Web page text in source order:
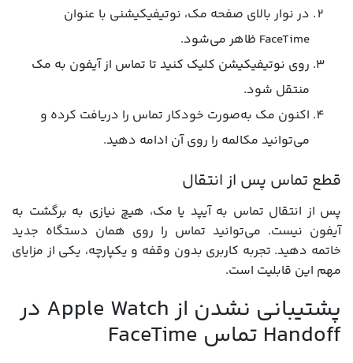
در نوار بالای صفحه مک، نوتیفیکیشنی با عنوان
FaceTime ظاهر می‌شود.
روی نوتیفیکیشن کلیک کنید تا تماس از آیفون به مک
منتقل شود.
اکنون مک به‌صورت خودکار تماس را دریافت کرده و
می‌توانید مکالمه را روی آن ادامه دهید.
قطع تماس پس از انتقال
پس از انتقال تماس به آیپد یا مک، هیچ نیازی به برگشت به
آیفون نیست. می‌توانید تماس را روی همان دستگاه جدید
خاتمه دهید. تجربه کاربری بدون وقفه و یکپارچه، یکی از مزایای
مهم این قابلیت است.
پشتیبانی نشدن از Apple Watch در
Handoff تماس FaceTime